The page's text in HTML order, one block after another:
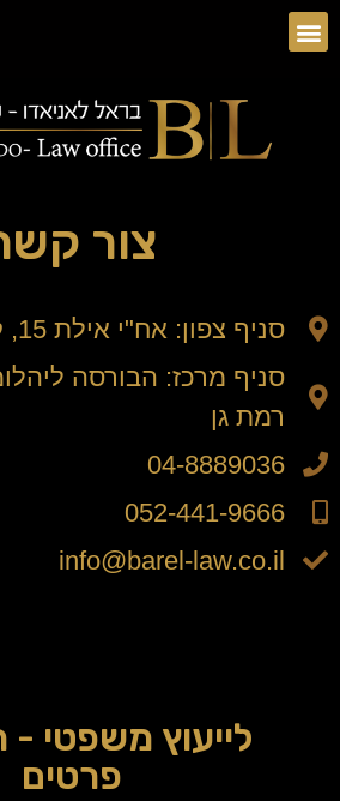
צור
סניף צפון: אח"י אילת 15, קריית חיים​
רמת גן​
04-8889036
052-441-9666
info@barel-law.co.il
לייעוץ משפטי -
פרטים